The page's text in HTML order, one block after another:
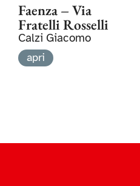
Faenza – Via
Fratelli Rosselli
Calzi Giacomo
apri